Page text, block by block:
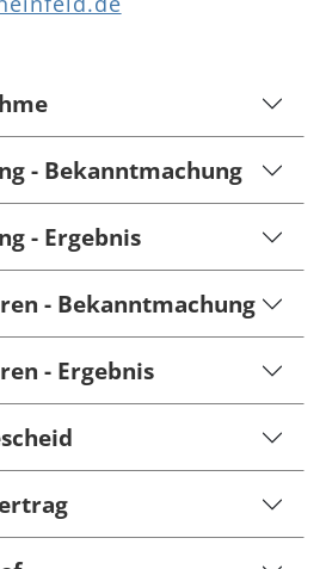
- Bekanntmachung
- Ergebnis
- Bekanntmachung
- Ergebnis